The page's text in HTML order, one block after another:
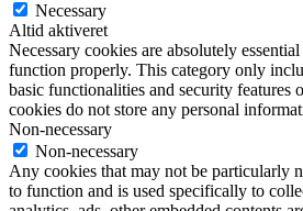
Necessary
Altid aktiveret
Necessary cookies are absolutely
function properly. This category only
basic functionalities and security features
cookies do not store any personal
Non-necessary
Non-necessary
Any cookies that may not be particularly
to function and is used specifically to